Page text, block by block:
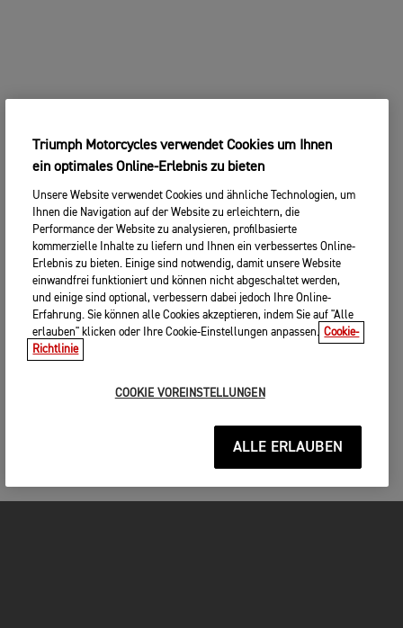
Triumph Motorcycles verwendet Cookies um Ihnen
ein optimales Online-Erlebnis zu bieten
Unsere Website verwendet Cookies und ähnliche Technologien, um
Ihnen die Navigation auf der Website zu erleichtern, die
Performance der Website zu analysieren, profilbasierte
kommerzielle Inhalte zu liefern und Ihnen ein verbessertes Online-
Erlebnis zu bieten. Einige sind notwendig, damit unsere Website
einwandfrei funktioniert und können nicht abgeschaltet werden,
und einige sind optional, verbessern dabei jedoch Ihre Online-
Erfahrung. Sie können alle Cookies akzeptieren, indem Sie auf "Alle
erlauben" klicken oder Ihre Cookie-Einstellungen anpassen. Cookie-
Richtlinie
COOKIE VOREINSTELLUNGEN
ALLE ERLAUBEN